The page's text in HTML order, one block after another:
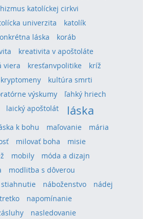
katolíckej cirkvi
univerzita
katolík
láska
koráb
kreativita v apoštoláte
viera kresťanvpolitike
kríž
kryptomeny
kultúra smrti
výskumy
ľahký hriech
laický apoštolát láska
k bohu maľovanie
mária
milovať boha
misie
mobily
móda a dizajn
modlitba s dôverou
náboženstvo
nádej
napomínanie
nasledovanie